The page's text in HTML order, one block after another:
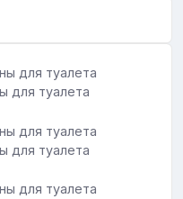
для туалета
для туалета